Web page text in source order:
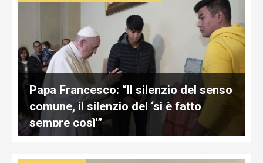
Papa Francesco: “Il silenzio del senso
comune, il silenzio del ‘si è fatto
sempre così'”